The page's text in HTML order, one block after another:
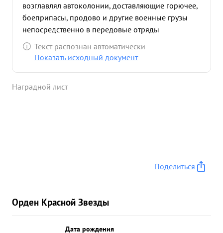
возглавлял автоколонии, доставляющие горючее,
боеприпасы, продово и другие военные грузы
непосредственно в передовые отряды
действующих войск армии. Проявлял четкость и
мужество в выполнении заданий. ...»
Текст распознан автоматически
Показать исходный документ
Наградной лист
Поделиться
Орден Красной Звезды
Дата рождения